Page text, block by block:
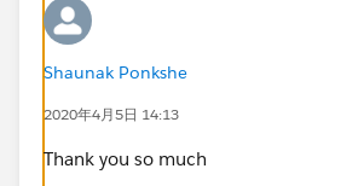
Shaunak Ponkshe
2020年4月5日 14:13
Thank you so much